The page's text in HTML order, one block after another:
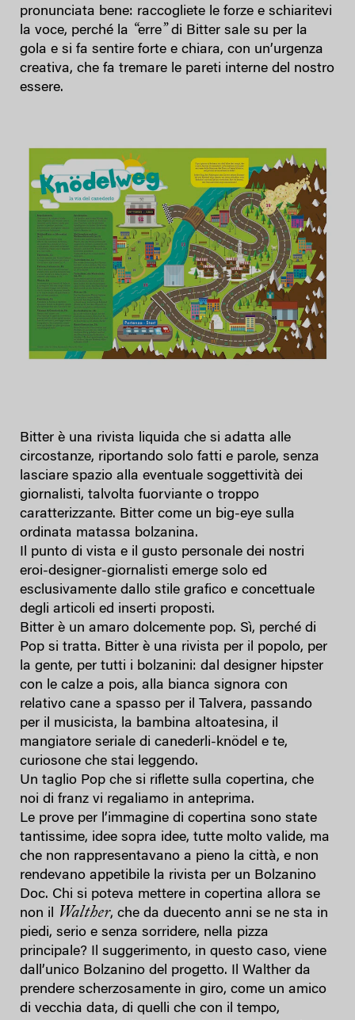
pronunciata bene: raccogliete le forze e schiaritevi
la voce, perché la “erre” di Bitter sale su per la
gola e si fa sentire forte e chiara, con un’urgenza
creativa, che fa tremare le pareti interne del nostro
essere.
Bitter è una rivista liquida che si adatta alle
circostanze, riportando solo fatti e parole, senza
lasciare spazio alla eventuale soggettività dei
giornalisti, talvolta fuorviante o troppo
caratterizzante. Bitter come un big-eye sulla
ordinata matassa bolzanina.
Il punto di vista e il gusto personale dei nostri
eroi-designer-giornalisti emerge solo ed
esclusivamente dallo stile grafico e concettuale
degli articoli ed inserti proposti.
Bitter è un amaro dolcemente pop. Sì, perché di
Pop si tratta. Bitter è una rivista per il popolo, per
la gente, per tutti i bolzanini: dal designer hipster
con le calze a pois, alla bianca signora con
relativo cane a spasso per il Talvera, passando
per il musicista, la bambina altoatesina, il
mangiatore seriale di canederli-knödel e te,
curiosone che stai leggendo.
Un taglio Pop che si riflette sulla copertina, che
noi di franz vi regaliamo in anteprima.
Le prove per l’immagine di copertina sono state
tantissime, idee sopra idee, tutte molto valide, ma
che non rappresentavano a pieno la città, e non
rendevano appetibile la rivista per un Bolzanino
Doc. Chi si poteva mettere in copertina allora se
non il Walther, che da duecento anni se ne sta in
piedi, serio e senza sorridere, nella pizza
principale? Il suggerimento, in questo caso, viene
dall’unico Bolzanino del progetto. Il Walther da
prendere scherzosamente in giro, come un amico
di vecchia data, di quelli che con il tempo,